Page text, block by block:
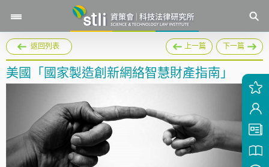
返回列表 上一篇 下一篇
美國「國家製造創新網絡智慧財產指南」